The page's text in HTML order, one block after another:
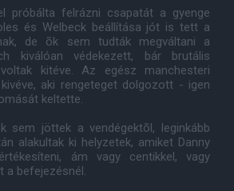
próbálta felrázni csapatát a gyenge
és Welbeck beállítása jót is tett a
de õk sem tudták megváltani a
kiválóan védekezett, bár brutális
kitéve. Az egész manchesteri
aki rengeteget dolgozott - igen
keltette.
sem jöttek a vendégektõl, leginkább
alakultak ki helyzetek, amiket Danny
ám vagy centikkel, vagy
a befejezésnél.